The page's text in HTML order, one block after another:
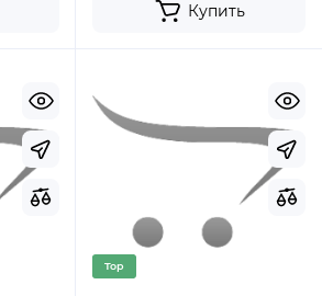
Купить
Top